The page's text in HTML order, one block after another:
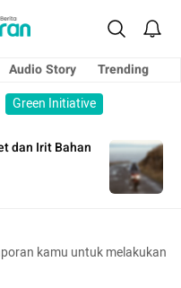
Audio Story
Trending
Green Initiative
dan Irit Bahan
kamu untuk melakukan